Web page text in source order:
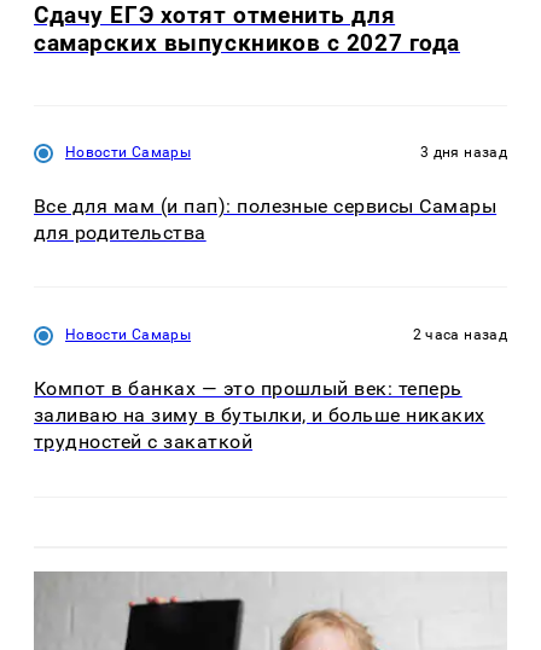
Сдачу ЕГЭ хотят отменить для
самарских выпускников с 2027 года
Новости Самары 3 дня назад
Все для мам (и пап): полезные сервисы Самары
для родительства
Новости Самары 2 часа назад
Компот в банках — это прошлый век: теперь
заливаю на зиму в бутылки, и больше никаких
трудностей с закаткой